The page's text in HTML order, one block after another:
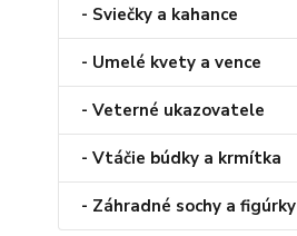
- Sviečky a kahance
- Umelé kvety a vence
- Veterné ukazovatele
- Vtáčie búdky a krmítka
- Záhradné sochy a figúrky